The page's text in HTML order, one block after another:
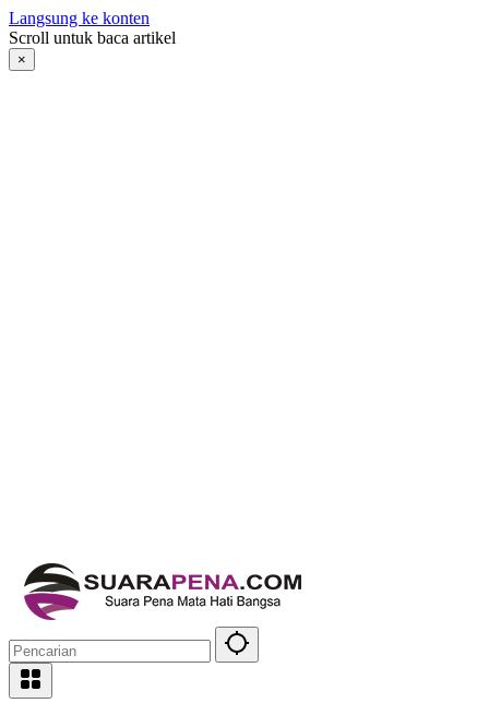
Langsung ke konten
Scroll untuk baca artikel
×